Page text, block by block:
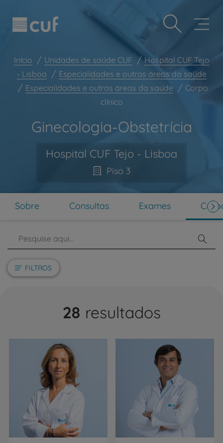
este
inclui
sistema
acessibilidade.
para
conteúdo
Prevenção e bem-estar
Grandes Áreas da Saúde
Plano +CUF
My CUF
Clientes e acompanhantes
CUF Academic Center
Sobre nós
PT EN
Início Unidades de saúde CUF
Hospital CUF Tejo
- Lisboa
Especialidades e outras áreas da saúde
Especialidades e outras áreas da saúde
Corpo
clínico
Ginecologia-Obstetrícia
Hospital CUF Tejo - Lisboa
Piso 3
Sobre Consultas Exames
FILTROS
28 resultados